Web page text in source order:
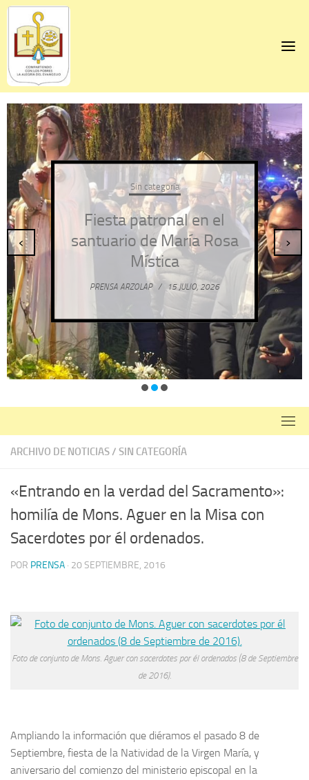
Skip
content
Sin categoría
Fiesta patronal en el
santuario de María Rosa
Mística
PRENSA ARZOLAP / 15 JULIO, 2026
‹ ›
ARCHIVO DE NOTICIAS/ SIN CATEGORÍA
«Entrando en la verdad del Sacramento»:
homilía de Mons. Aguer en la Misa con
Sacerdotes por él ordenados.
POR PRENSA · 20 SEPTIEMBRE, 2016
Foto de conjunto de Mons. Aguer con sacerdotes por él ordenados (8 de Septiembre
de 2016).
Ampliando la información que diéramos el pasado 8 de
Septiembre, fiesta de la Natividad de la Virgen María, y
aniversario del comienzo del ministerio episcopal en la